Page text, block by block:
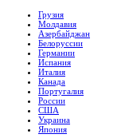
Грузия
Молдавия
Азербайджан
Белоруссии
Германии
Испания
Италия
Канада
Португалия
России
США
Украина
Япония